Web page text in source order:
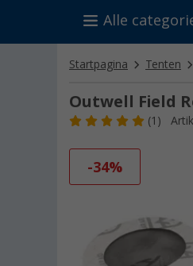
Alle
Startpagina Tenten
Outwell Field
(1)
-34%